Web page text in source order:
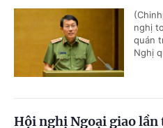
nghị
quán
Nghị
Hội nghị Ngoại giao